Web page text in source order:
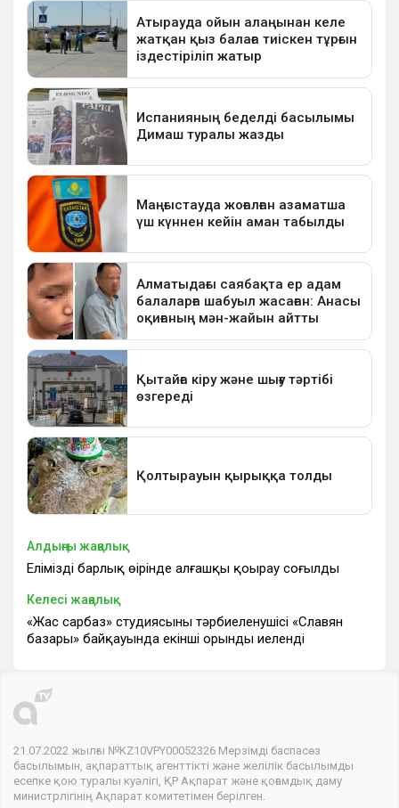
Алдыңғы жаңалық
Еліміздің барлық өңірінде алғашқы қоңырау соғылды
Келесі жаңалық
«Жас сарбаз» студиясының тәрбиеленушісі «Славян
базары» байқауында екінші орынды иеленді
21.07.2022 жылғы №KZ10VPY00052326 Мерзімді баспасөз
басылымын, ақпараттық агенттікті және желілік басылымды
есепке қою туралы куәлігі, ҚР Ақпарат және қоғамдық даму
министрлігінің Ақпарат комитетімен берілген.